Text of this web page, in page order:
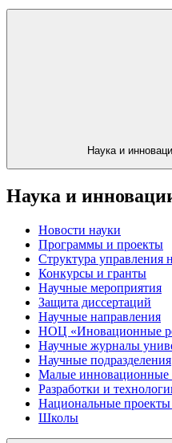
Наука и
Наука и
Новости науки
Программы и проекты
Структура управления
Конкурсы и гранты
Научные мероприятия
Защита диссертаций
Научные направления
НОЦ «Иновационные
Научные журналы
Научные подразделения
Малые
Разработки и
Национальные проекты
Школы